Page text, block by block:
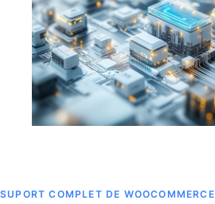
SUPORT COMPLET DE WOOCOMMERCE